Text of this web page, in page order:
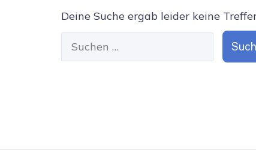
Deine Suche ergab leider keine